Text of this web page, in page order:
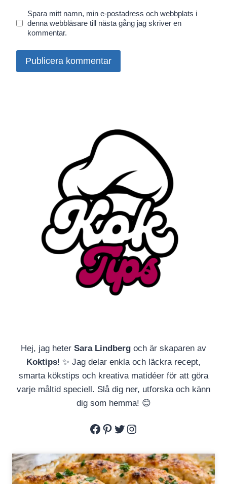
Spara mitt namn, min e-postadress och webbplats i
denna webbläsare till nästa gång jag skriver en
kommentar.
Hej, jag heter Sara Lindberg och är skaparen av
Koktips! ✨ Jag delar enkla och läckra recept,
smarta kökstips och kreativa matidéer för att göra
varje måltid speciell. Slå dig ner, utforska och känn
dig som hemma! 😊
Facebook
Pinterest
Twitter
Instagram